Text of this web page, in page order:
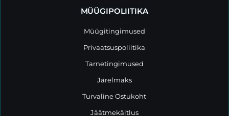
MÜÜGIPOLIITIKA
Müügitingimused
Privaatsuspoliitika
Tarnetingimused
Järelmaks
Turvaline Ostukoht
Jäätmekäitlus